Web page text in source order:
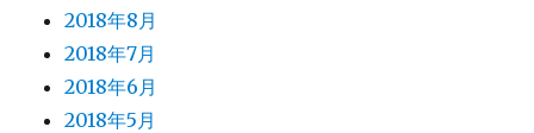
2018年8月
2018年7月
2018年6月
2018年5月